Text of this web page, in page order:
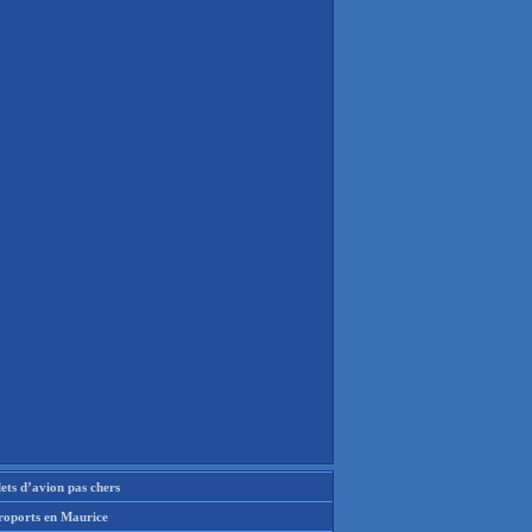
d’avion pas chers
en Maurice